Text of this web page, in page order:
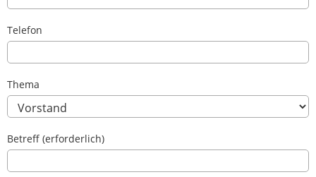
Telefon
Thema
Betreff (erforderlich)